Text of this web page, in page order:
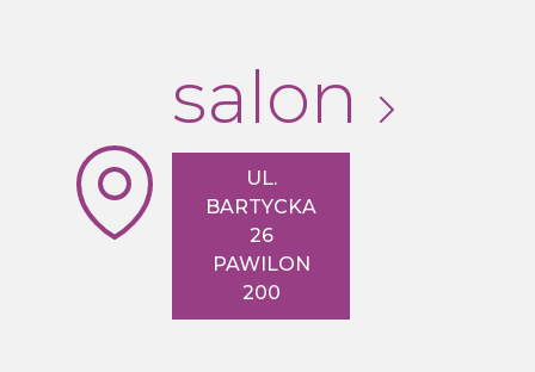
salon
UL.
BARTYCKA
26
PAWILON
200